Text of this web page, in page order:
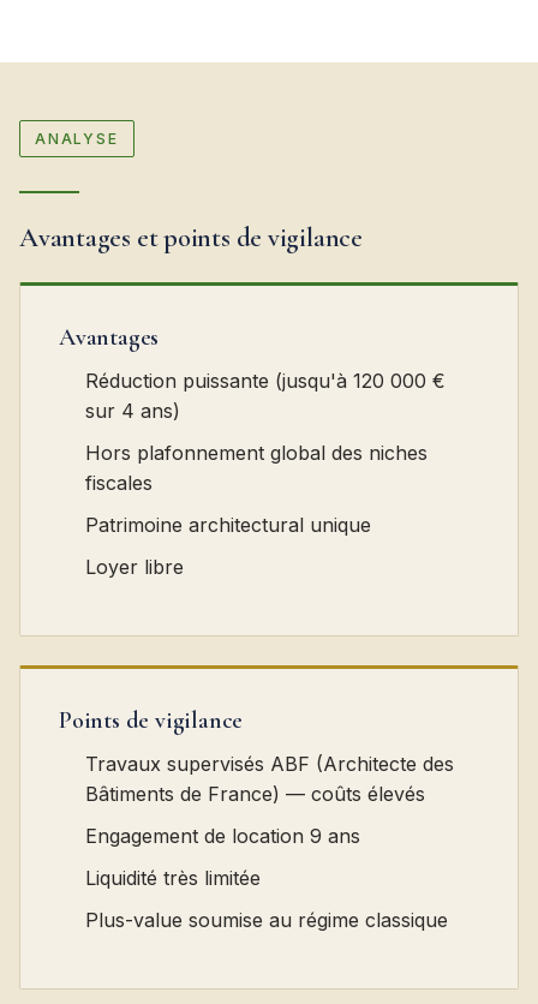
ANALYSE
Avantages et points de vigilance
Avantages
Réduction puissante (jusqu'à 120 000 €
sur 4 ans)
Hors plafonnement global des niches
fiscales
Patrimoine architectural unique
Loyer libre
Points de vigilance
Travaux supervisés ABF (Architecte des
Bâtiments de France) — coûts élevés
Engagement de location 9 ans
Liquidité très limitée
Plus-value soumise au régime classique